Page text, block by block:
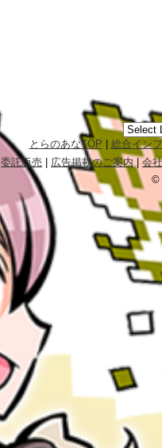
とらのあなTOP
総合イン
委託販売
広告掲載のご案内|会
©